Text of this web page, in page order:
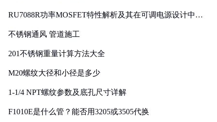
RU7088R功率MOSFET特性解析及其在可调电源设计中的
不锈钢通风 管道施工
201不锈钢重量计算方法大全
M20螺纹大径和小径是多少
1-1/4 NPT螺纹参数及底孔尺寸详解
F1010E是什么管？能否用3205或3505代换